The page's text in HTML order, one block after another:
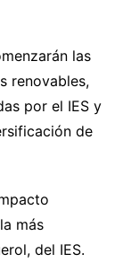
las
renovables,
por el IES y
de
más
del IES.